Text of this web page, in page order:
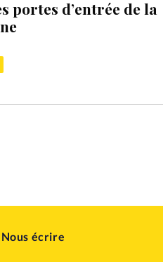
portes d’entrée de la
Nous écrire